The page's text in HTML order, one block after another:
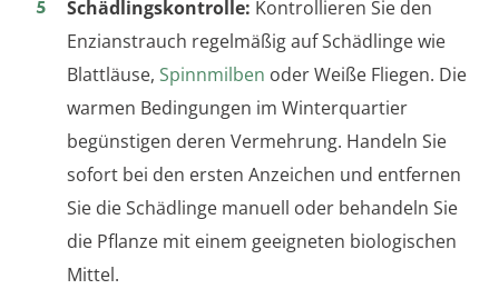
Schädlingskontrolle: Kontrollieren Sie den
Enzianstrauch regelmäßig auf Schädlinge wie
Blattläuse, Spinnmilben oder Weiße Fliegen. Die
warmen Bedingungen im Winterquartier
begünstigen deren Vermehrung. Handeln Sie
sofort bei den ersten Anzeichen und entfernen
Sie die Schädlinge manuell oder behandeln Sie
die Pflanze mit einem geeigneten biologischen
Mittel.